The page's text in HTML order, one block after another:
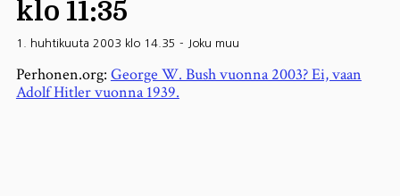
klo 11:35
1. huhtikuuta 2003 klo 14.35 - Joku muu
Perhonen.org: George W. Bush vuonna 2003? Ei, vaan
Adolf Hitler vuonna 1939.